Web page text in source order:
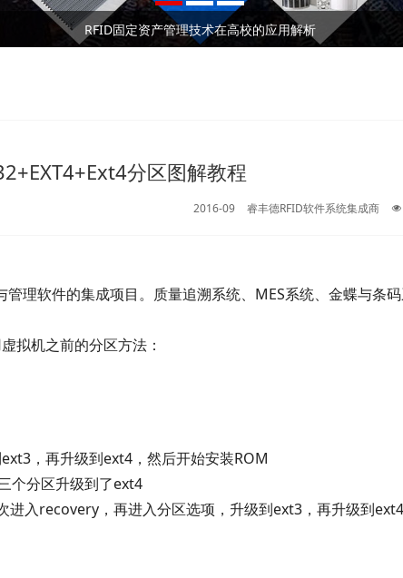
RFID固定资产管理技术在高校的应用解析
RFID资产管理系统实现全方位资产管控进行实时动态管理
分区图解教程
2016-09 睿丰德RFID软件系统集成商
理软件的集成项目。质量追溯系统、MES系统、金蝶与条
拟机之前的分区方法：
，再升级到ext4，然后开始安装ROM
个分区升级到了ext4
进入recovery，再进入分区选项，升级到ext3，再升级到